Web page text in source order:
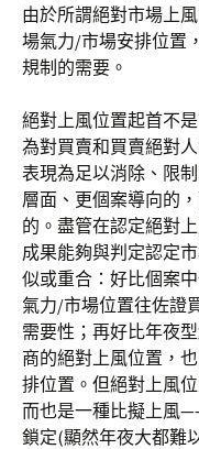
由於所謂絕對市場上
場氣力/市場安排位置
規制的需要。
絕對上風位置起首不
為對買賣和買賣絕對
表現為足以消除、限
層面、更個案導向的
的。盡管在認定絕對
成果能夠與判定認定
似或重合：好比個案
氣力/市場位置往佐證
需要性；再好比年夜
商的絕對上風位置，
排位置。但絕對上風
而也是一種比擬上風
鎖定(顯然年夜大都難